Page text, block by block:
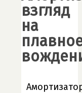
взгляд
на